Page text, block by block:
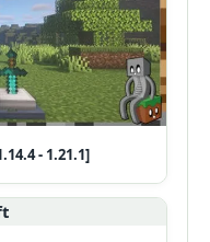
- 1.21.1]